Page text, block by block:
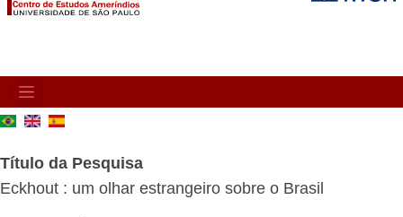
MAIN
NAVIGATION
Título da Pesquisa
Eckhout : um olhar estrangeiro sobre o Brasil